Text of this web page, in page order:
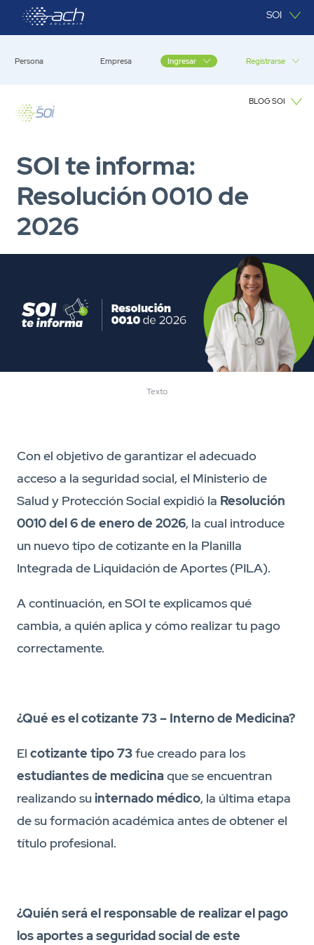
Saltar al contenido principal SOI
Persona Empresa Ingresar Registrarse
BLOG SOI
SOI te informa:
Resolución 0010 de
2026
Texto
Con el objetivo de garantizar el adecuado
acceso a la seguridad social, el Ministerio de
Salud y Protección Social expidió la Resolución
0010 del 6 de enero de 2026, la cual introduce
un nuevo tipo de cotizante en la Planilla
Integrada de Liquidación de Aportes (PILA).
A continuación, en SOI te explicamos qué
cambia, a quién aplica y cómo realizar tu pago
correctamente.
¿Qué es el cotizante 73 – Interno de Medicina?
El cotizante tipo 73fue creado para los
estudiantes de medicina que se encuentran
realizando suinternado médico, la última etapa
de su formación académica antes de obtener el
título profesional.
¿Quién será el responsable de realizar el pago
los aportes a seguridad social de este